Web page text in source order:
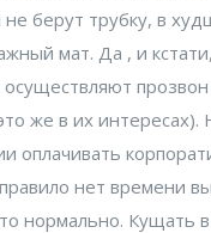
не берут трубку, в
мат. Да , и
осуществляют
же в их
оплачивать
нет времени
нормально. Кущать